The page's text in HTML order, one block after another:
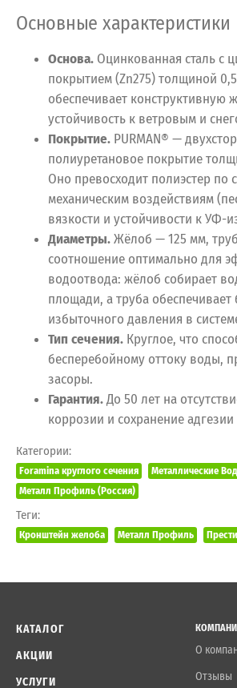
Основные характеристики
Основа. Оцинкованная сталь с
покрытием (Zn275) толщиной
обеспечивает конструктивную
устойчивость к ветровым и
Покрытие. PURMAN® —
полиуретановое покрытие
Оно превосходит полиэстер по
механическим воздействиям
вязкости и устойчивости к УФ-
Диаметры.Жёлоб — 125 мм,
соотношение оптимально для
водоотвода: жёлоб собирает
площади, а труба обеспечивает
избыточного давления в
Тип сечения. Круглое, что
бесперебойному оттоку воды,
засоры.
Гарантия.До 50 лет на
коррозии и сохранение
Категории:
Foramina круглого сечения
Металлические
Металл Профиль (Россия)
Теги:
Кронштейн желоба Металл Профиль
КАТАЛОГ
АКЦИИ
УСЛУГИ
О
Отзывы